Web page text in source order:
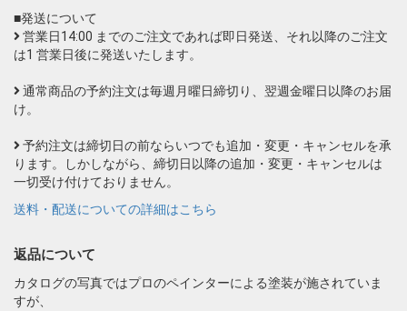
■発送について
営業日14:00 までのご注文であれば即日発送、それ以降のご注文
は1 営業日後に発送いたします。
通常商品の予約注文は毎週月曜日締切り、翌週金曜日以降のお届
け。
予約注文は締切日の前ならいつでも追加・変更・キャンセルを承
ります。しかしながら、締切日以降の追加・変更・キャンセルは
一切受け付けておりません。
送料・配送についての詳細はこちら
返品について
カタログの写真ではプロのペインターによる塗装が施されていま
すが、